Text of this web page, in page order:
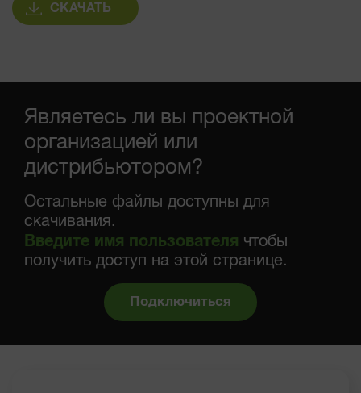
СКАЧАТЬ
Являетесь ли вы проектной
организацией или
дистрибьютором?
Остальные файлы доступны для
скачивания.
Введите имя пользователя чтобы
получить доступ на этой странице.
Подключиться